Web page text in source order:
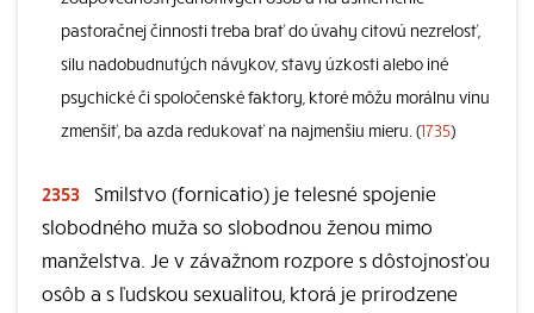
pastoračnej činnosti treba brať do úvahy citovú nezrelosť,
silu nadobudnutých návykov, stavy úzkosti alebo iné
psychické či spoločenské faktory, ktoré môžu morálnu vinu
zmenšiť, ba azda redukovať na najmenšiu mieru. (1735)
2353 Smilstvo (fornicatio) je telesné spojenie
slobodného muža so slobodnou ženou mimo
manželstva. Je v závažnom rozpore s dôstojnosťou
osôb a s ľudskou sexualitou, ktorá je prirodzene